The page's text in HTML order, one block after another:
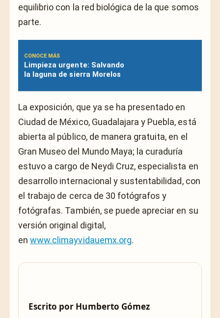
equilibrio con la red biológica de la que somos
parte.
CONOCE MÁS
Limpieza urgente: Salvando
la laguna de sierra Morelos
La exposición, que ya se ha presentado en
Ciudad de México, Guadalajara y Puebla, está
abierta al público, de manera gratuita, en el
Gran Museo del Mundo Maya; la curaduría
estuvo a cargo de Neydi Cruz, especialista en
desarrollo internacional y sustentabilidad, con
el trabajo de cerca de 30 fotógrafos y
fotógrafas. También, se puede apreciar en su
versión original digital,
enwww.climayvidauemx.org.
Escrito por Humberto Gómez